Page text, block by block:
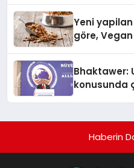
Yeni
göre,
Bhaktawer:
konusunda
Haberin